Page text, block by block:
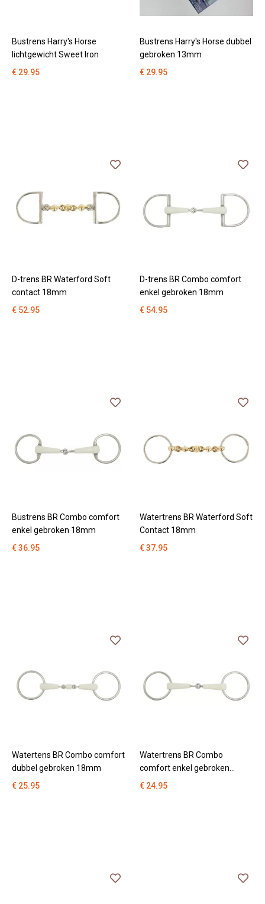
Bustrens Harry's Horse
lichtgewicht Sweet Iron
€ 29.95
Bustrens Harry's Horse dubbel
gebroken 13mm
€ 29.95
D-trens BR Waterford Soft
contact 18mm
€ 52.95
D-trens BR Combo comfort
enkel gebroken 18mm
€ 54.95
Bustrens BR Combo comfort
enkel gebroken 18mm
€ 36.95
Watertrens BR Waterford Soft
Contact 18mm
€ 37.95
Watertens BR Combo comfort
dubbel gebroken 18mm
€ 25.95
Watertrens BR Combo
comfort enkel gebroken
18mm
€ 24.95